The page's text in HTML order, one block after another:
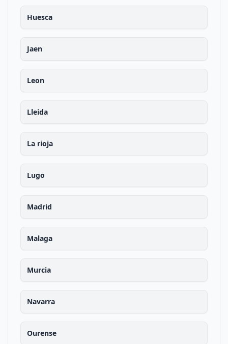
Huesca
Jaen
Leon
Lleida
La rioja
Lugo
Madrid
Malaga
Murcia
Navarra
Ourense